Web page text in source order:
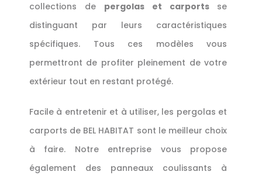
collections de pergolas et carports se
distinguant par leurs caractéristiques
spécifiques. Tous ces modèles vous
permettront de profiter pleinement de votre
extérieur tout en restant protégé.
Facile à entretenir et à utiliser, les pergolas et
carports de BEL HABITAT sont le meilleur choix
à faire. Notre entreprise vous propose
également des panneaux coulissants à